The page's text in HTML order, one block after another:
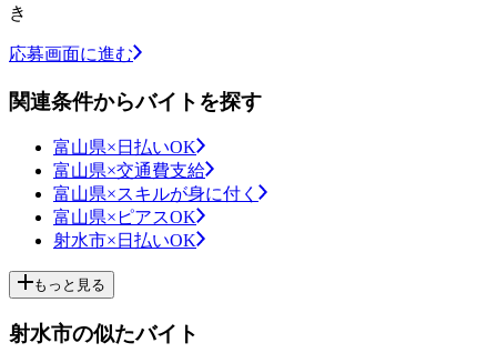
き
応募画面に進む
関連条件からバイトを探す
富山県×日払いOK
富山県×交通費支給
富山県×スキルが身に付く
富山県×ピアスOK
射水市×日払いOK
もっと見る
射水市の似たバイト